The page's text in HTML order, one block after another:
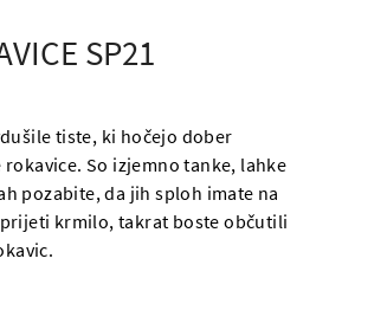
SP21
tiste, ki hočejo dober
So izjemno tanke, lahke
pozabite, da jih sploh imate na
krmilo, takrat boste občutili